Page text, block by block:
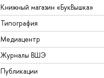
Книжный магазин «БукВышка»
Типография
Медиацентр
Журналы ВШЭ
Публикации